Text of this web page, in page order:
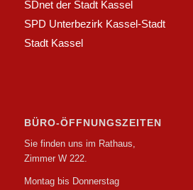
SDnet der Stadt Kassel
SPD Unterbezirk Kassel-Stadt
Stadt Kassel
BÜRO-ÖFFNUNGSZEITEN
Sie finden uns im Rathaus,
Zimmer W 222.
Montag bis Donnerstag